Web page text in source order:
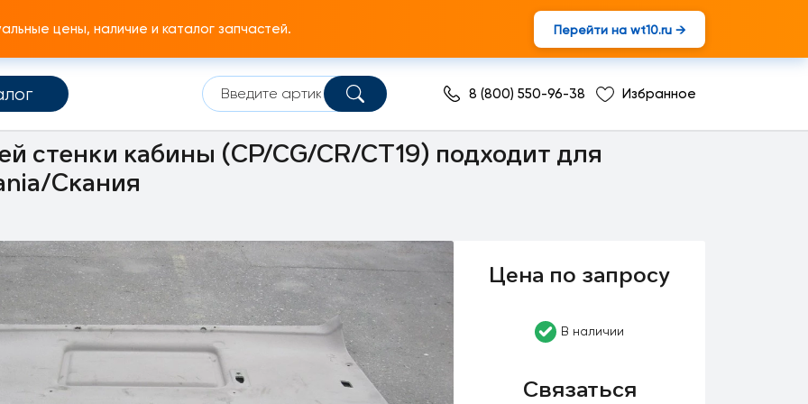
цены, наличие и каталог запчастей. Перейти на wt10.ru →
8 (800) 550-96-38 Избранное
Внутреннее оборудование Обивка кабины внутренняя
стенки кабины (CP/CG/CR/CT19) подходит для
Скания
Цена по запросу
В наличии
Связаться